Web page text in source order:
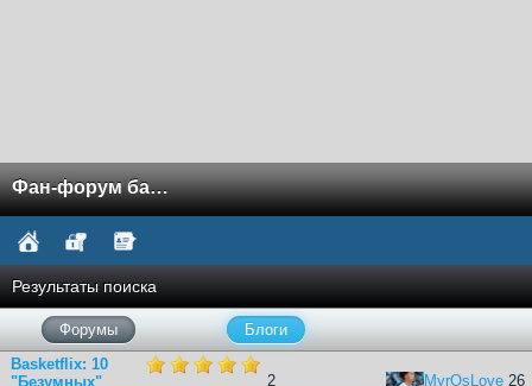
Фан-форум баскетбола NCAA
Результаты поиска
Форумы
Блоги
Basketflix: 10
"Безумных"
2
MyrOsLove 26